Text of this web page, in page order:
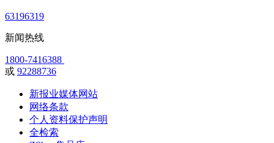
63196319
新闻热线
1800-7416388
或 92288736
新报业媒体网站
网络条款
个人资料保护声明
全检索